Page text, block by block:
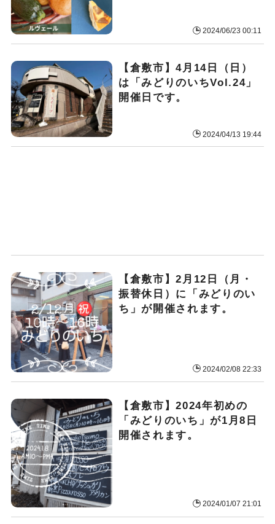
2024/06/23 00:11
【倉敷市】4月14日（日）
は「みどりのいちVol.24」
開催日です。
2024/04/13 19:44
【倉敷市】2月12日（月・
振替休日）に「みどりのい
ち」が開催されます。
2024/02/08 22:33
【倉敷市】2024年初めの
「みどりのいち」が1月8日
開催されます。
2024/01/07 21:01